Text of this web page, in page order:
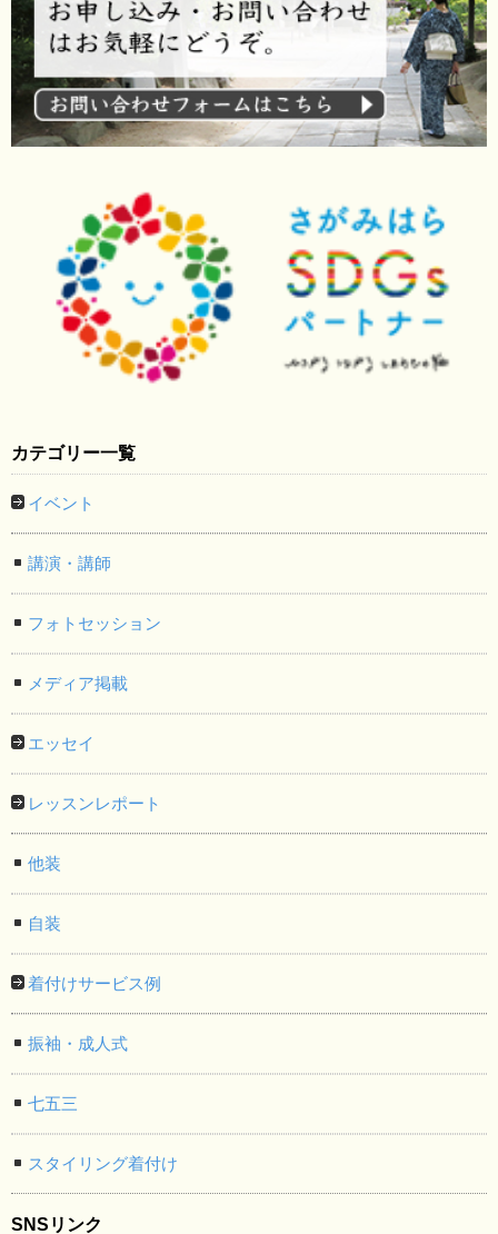
カテゴリー一覧
イベント
講演・講師
フォトセッション
メディア掲載
エッセイ
レッスンレポート
他装
自装
着付けサービス例
振袖・成人式
七五三
スタイリング着付け
SNSリンク